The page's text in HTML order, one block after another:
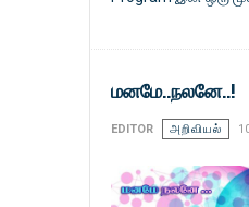
மனமே..நலனே..!
EDITOR அறிவியல்